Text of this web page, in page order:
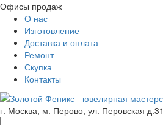
Офисы продаж
О нас
Изготовление
Доставка и оплата
Ремонт
Скупка
Контакты
г. Москва, м. Перово, ул. Перовская д.31